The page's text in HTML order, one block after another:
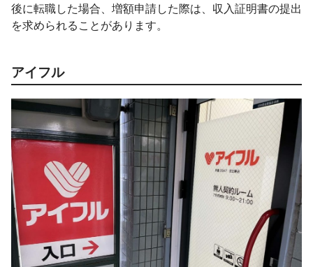
後に転職した場合、増額申請した際は、収入証明書の提出
を求められることがあります。
アイフル